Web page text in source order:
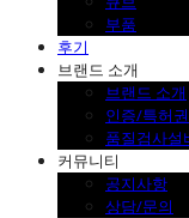
부품
후기
브랜드 소개
브랜드 소개
인증/특허권
품질검사설
커뮤니티
공지사항
상담/문의